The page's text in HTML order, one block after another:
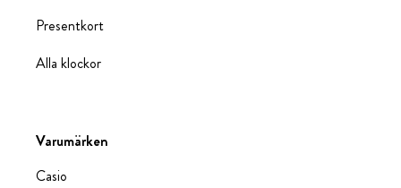
Presentkort
Alla klockor
Varumärken
Casio